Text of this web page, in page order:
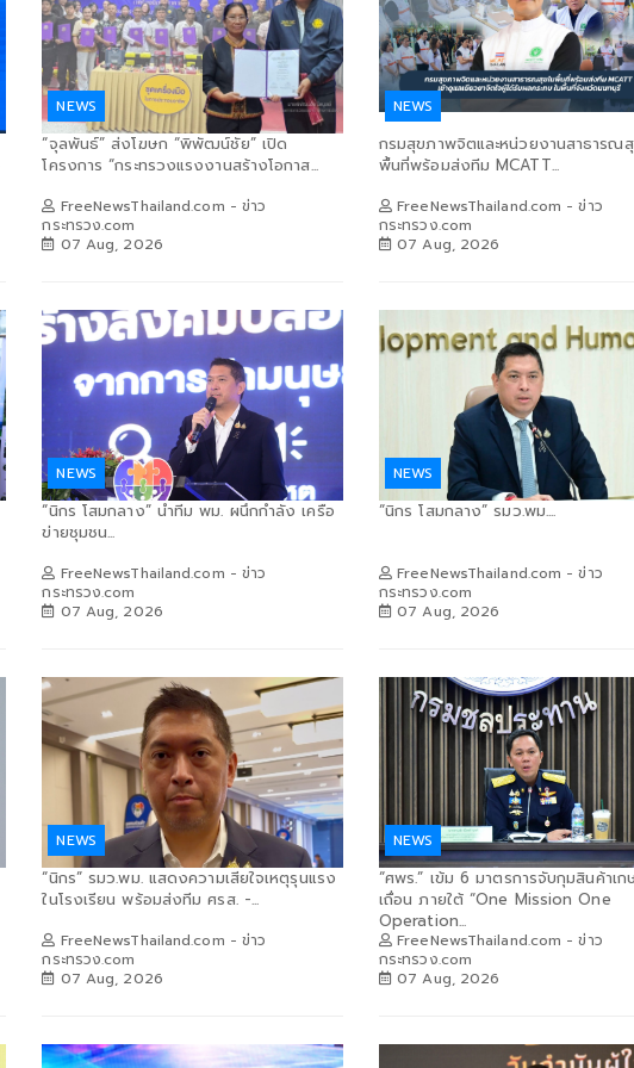
NEWS
“จุลพันธ์” ส่งโฆษก “พิพัฒน์ชัย” เปิด
โครงการ “กระทรวงแรงงานสร้างโอกาส...
FreeNewsThailand.com - ข่าว
กระทรวง.com
07 Aug, 2026
NEWS
กรมสุขภาพจิตและหน่วยงานสาธารณ
พื้นที่พร้อมส่งทีม MCATT...
FreeNewsThailand.com - ข่าว
กระทรวง.com
07 Aug, 2026
NEWS
“นิกร โสมกลาง” นำทีม พม. ผนึกกำลัง เครือ
ข่ายชุมชน...
FreeNewsThailand.com - ข่าว
กระทรวง.com
07 Aug, 2026
NEWS
“นิกร โสมกลาง” รมว.พม....
FreeNewsThailand.com - ข่าว
กระทรวง.com
07 Aug, 2026
NEWS
“นิกร” รมว.พม. แสดงความเสียใจเหตุรุนแรง
ในโรงเรียน พร้อมส่งทีม ศรส. -...
FreeNewsThailand.com - ข่าว
กระทรวง.com
07 Aug, 2026
NEWS
“ศพร.” เข้ม 6 มาตรการจับกุมสินค้าเ
เถื่อน ภายใต้ “One Mission One
Operation...
FreeNewsThailand.com - ข่าว
กระทรวง.com
07 Aug, 2026